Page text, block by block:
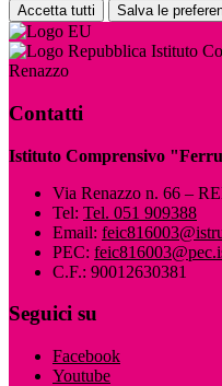
Accetta tutti Salva le
Istituto
Renazzo
Contatti
Istituto Comprensivo
Via Renazzo n. 66 –
Tel: Tel. 051 909388
Email:
PEC:
C.F.: 90012630381
Seguici su
Facebook
Youtube